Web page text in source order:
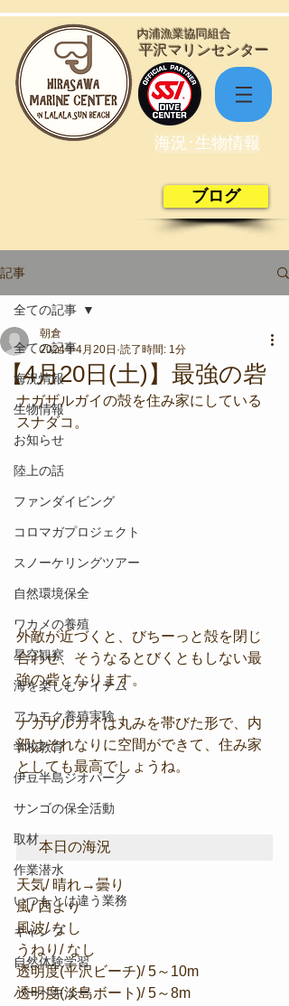
​平沢マリンセンター
​内浦漁業協同組合
海況･生物情報
ブログ
記事
全ての記事
海況情報
生物情報
お知らせ
陸上の話
ファンダイビング
コロマガプロジェクト
スノーケリングツアー
自然環境保全
ワカメの養殖
星空観察
海を楽しむアイテム
アカモク養殖実験
学校教育
伊豆半島ジオパーク
サンゴの保全活動
取材
作業潜水
いつもとは違う業務
キャンプ
自然体験学習
バーベキュー
全ての記事
【4月20日(土)】最強の砦
朝倉
2024年4月20日 読了時間: 1分
ナガザルガイの殻を住み家にしている
スナダコ。
外敵が近づくと、びちーっと殻を閉じ
合わせ、そうなるとびくともしない最
強の砦となります。
ナガザルガイは丸みを帯びた形で、内
部はそれなりに空間ができて、住み家
としても最高でしょうね。
本日の海況
天気/ 晴れ→曇り
風/ 西より
風波/ なし
うねり/ なし
透明度(平沢ビーチ)/ 5～10m
透明度(淡島ボート)/ 5～8m